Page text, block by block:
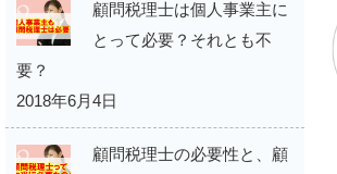
顧問税理士は個人事業主に
とって必要？それとも不
要？
2018年6月4日
顧問税理士の必要性と、顧